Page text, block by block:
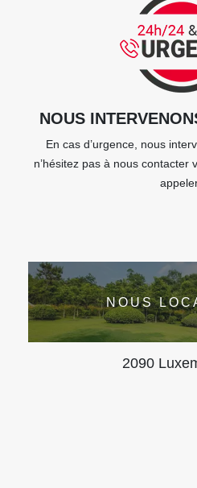
NOUS
En cas d’urgence, nous
n’hésitez pas à nous contacter
NOUS
2090